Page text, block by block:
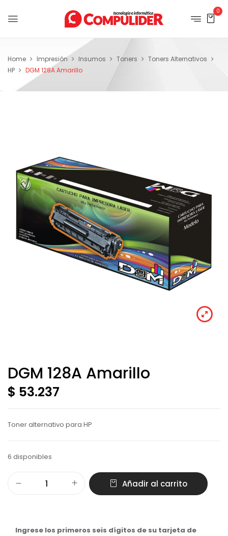
0
Home Impresión Insumos Toners
Toners Alternativos
HP
DGM 128A Amarillo
DGM 128A Amarillo
$ 53.237
Toner alternativo para HP
6 disponibles
Añadir al carrito
Ingrese los primeros seis dígitos de su tarjeta de